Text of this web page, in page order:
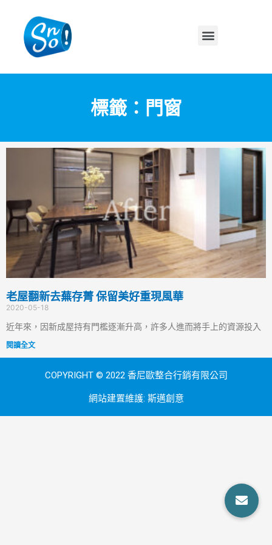
標籤：門窗
老屋翻新去蕪存菁 保留美好重現風華
2020-05-18
近年來，因新成屋持有門檻逐漸升高，許多人進而將手上的資源投入
閱讀全文
COPYRIGHT © 2022 香尼歐整合行銷有限公司
網站建置維護: 斯邁創意